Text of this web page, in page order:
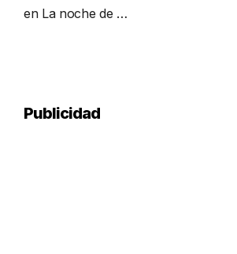
en La noche de …
Publicidad